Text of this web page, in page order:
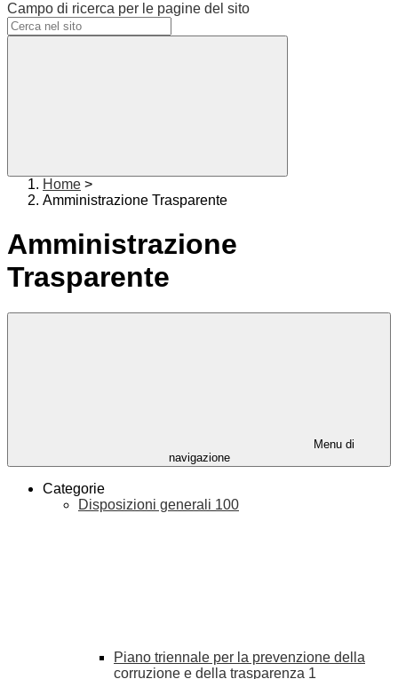
Campo di ricerca per le pagine del sito
Home >
Amministrazione Trasparente
Amministrazione
Trasparente
Menu di
navigazione
Categorie
Disposizioni generali 100
Piano triennale per la prevenzione della
corruzione e della trasparenza 1